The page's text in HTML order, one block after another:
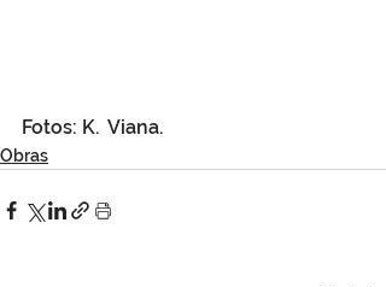
Fotos: K.  Viana.
Obras